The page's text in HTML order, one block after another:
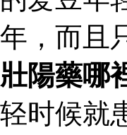
年，而且
壯陽藥哪
轻时候就